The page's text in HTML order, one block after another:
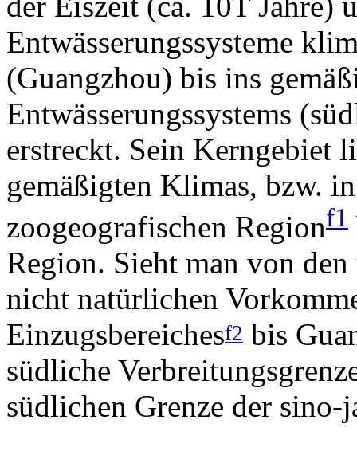
Entwässerungssysteme
(Guangzhou) bis ins
Entwässerungssystems
erstreckt. Sein Kerngebiet
gemäßigten Klimas, bzw.
zoogeografischen Regionf1
Region. Sieht man von
nicht natürlichen
Einzugsbereichesf2 bis
südliche
südlichen Grenze der sino-